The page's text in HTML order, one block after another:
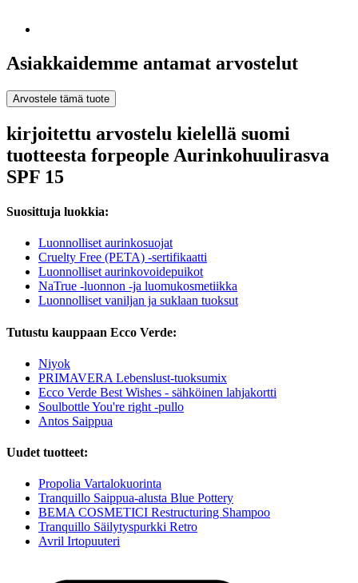
Asiakkaidemme antamat arvostelut
Arvostele tämä tuote
kirjoitettu arvostelu kielellä suomi
tuotteesta forpeople Aurinkohuulirasva
SPF 15
Suosittuja luokkia:
Luonnolliset aurinkosuojat
Cruelty Free (PETA) -sertifikaatti
Luonnolliset aurinkovoidepuikot
NaTrue -luonnon -ja luomukosmetiikka
Luonnolliset vaniljan ja suklaan tuoksut
Tutustu kauppaan Ecco Verde:
Niyok
PRIMAVERA Lebenslust-tuoksumix
Ecco Verde Best Wishes - sähköinen lahjakortti
Soulbottle You're right -pullo
Antos Saippua
Uudet tuotteet:
Propolia Vartalokuorinta
Tranquillo Saippua-alusta Blue Pottery
BEMA COSMETICI Restructuring Shampoo
Tranquillo Säilytyspurkki Retro
Avril Irtopuuteri